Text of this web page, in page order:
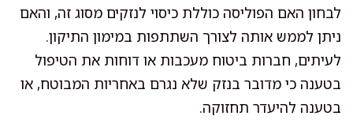
לבחון האם הפוליסה כוללת כיסוי לנזקים מסוג זה, והאם
ניתן לממש אותה לצורך השתתפות במימון התיקון.
לעיתים, חברות ביטוח מעכבות או דוחות את הטיפול
בטענה כי מדובר בנזק שלא נגרם באחריות המבוטח, או
בטענה להיעדר תחזוקה.